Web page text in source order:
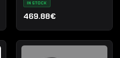
IN STOCK
469.88€